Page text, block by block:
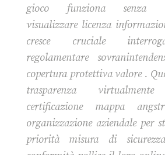
gioco funziona senza
visualizzare licenza
cresce cruciale
regolamentare
copertura protettiva valore .
trasparenza
certificazione mappa
organizzazione aziendale per
priorità misura di